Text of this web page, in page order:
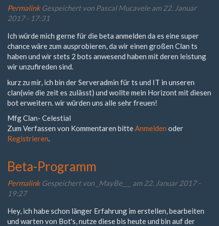
Permalink Gespeichert von Pascal Mucaveleam 22. Januar
2017 - 17:31
Ich würde mich gerne für die beta anmelden da es eine super
chance wäre zum ausprobieren, da wir einen großen Clan ts
haben und wir stets 2 bots anwesend haben mit deren leistung
wir unzufireden sind.
kurz zu mir, ich bin der Serveradmin für ts und IT in unseren
clan(wie die zeit es zulässt) und wollte mein Horizont mit diesen
bot erweitern. wir würden uns alle sehr freuen!
Mfg Clan- Celestial
Zum Verfassen von Kommentaren bitteAnmelden oder
Registrieren.
Beta-Programm
Permalink Gespeichert von _MayBe___
am 22. Januar 2017 -
19:27
Hey, ich habe schon länger Erfahrung im erstellen, bearbeiten
und warten von Bot's, nutze diese bis heute und bin auf der